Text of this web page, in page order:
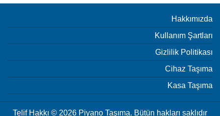
Hakkımızda
Kullanım Şartları
Gizlilik Politikası
Cihaz Taşıma
Kasa Taşıma
Telif Hakkı © 2026 Piyano Taşıma. Bütün hakları saklıdır